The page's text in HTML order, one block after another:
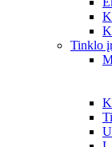
Tinklo